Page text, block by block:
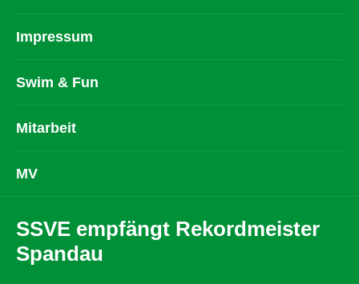
Impressum
Swim & Fun
Mitarbeit
MV
SSVE empfängt Rekordmeister
Spandau